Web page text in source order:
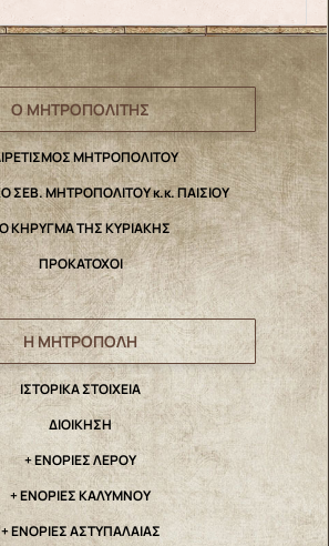
Ο ΜΗΤΡΟΠΟΛΙΤΗΣ
ΜΗΤΡΟΠΟΛΙΤΟΥ
ΣΕΒ. ΜΗΤΡΟΠΟΛΙΤΟΥ κ.κ. ΠΑΙΣΙΟΥ
ΚΗΡΥΓΜΑ ΤΗΣ ΚΥΡΙΑΚΗΣ
ΠΡΟΚΑΤΟΧΟΙ
Η ΜΗΤΡΟΠΟΛΗ
IΣΤΟΡΙΚΑ ΣΤΟΙΧΕΙΑ
ΔΙΟΙΚΗΣΗ
+ ΕΝΟΡΙΕΣ ΛΕΡΟΥ
+ ΕΝΟΡΙΕΣ ΚΑΛΥΜΝΟΥ
+ ΕΝΟΡΙΕΣ ΑΣΤΥΠΑΛΑΙΑΣ